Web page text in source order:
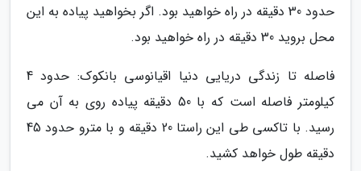
حدود 30 دقیقه در راه خواهید بود. اگر بخواهید پیاده به این
محل بروید 30 دقیقه در راه خواهید بود.
فاصله تا زندگی دریایی دنیا اقیانوسی بانکوک: حدود 4
کیلومتر فاصله است که با 50 دقیقه پیاده روی به آن می
رسید. با تاکسی طی این راستا 20 دقیقه و با مترو حدود 45
دقیقه طول خواهد کشید.